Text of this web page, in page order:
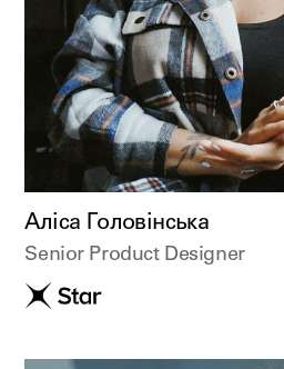
Аліса Головінська
Senior Product Designer